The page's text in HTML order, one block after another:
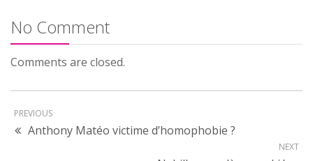
No Comment
Comments are closed.
PREVIOUS
Anthony Matéo victime d’homophobie ?
NEXT